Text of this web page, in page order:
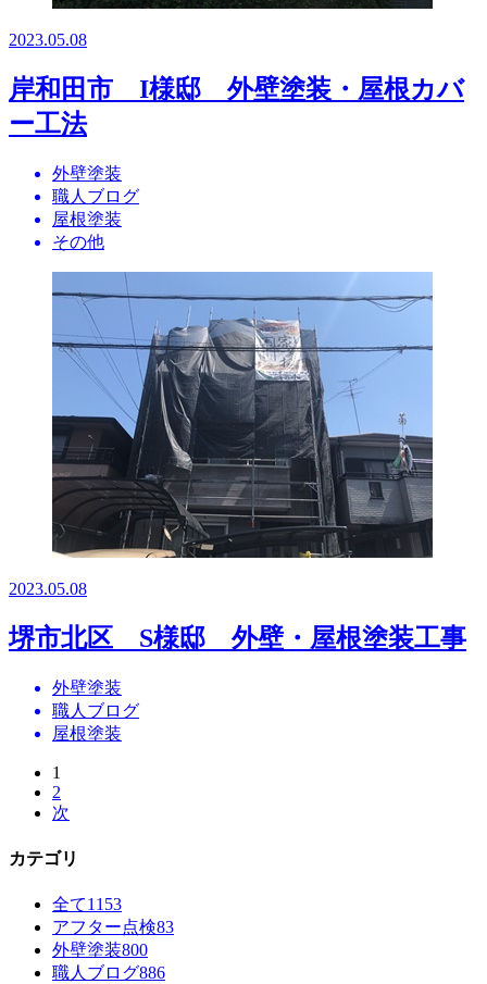
2023.05.08
岸和田市 I様邸 外壁塗装・屋根カバ
ー工法
外壁塗装
職人ブログ
屋根塗装
その他
2023.05.08
堺市北区 S様邸 外壁・屋根塗装工事
外壁塗装
職人ブログ
屋根塗装
1
2
次
カテゴリ
全て1153
アフター点検83
外壁塗装800
職人ブログ886